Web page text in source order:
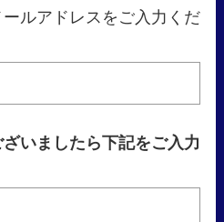
ルアドレスをご入力くだ
いましたら下記をご入力